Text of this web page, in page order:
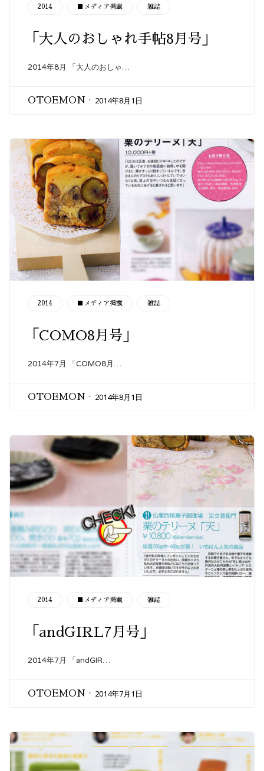
CATEGORY
2014 ■メディア掲載 雑誌
「大人のおしゃれ手帖8月号」
2014年8月 「大人のおしゃ…
OTOEMON 2014年8月1日
CATEGORY
2014 ■メディア掲載 雑誌
「COMO8月号」
2014年7月 「COMO8月…
OTOEMON 2014年8月1日
CATEGORY
2014 ■メディア掲載 雑誌
「andGIRL7月号」
2014年7月 「andGIR…
OTOEMON 2014年7月1日